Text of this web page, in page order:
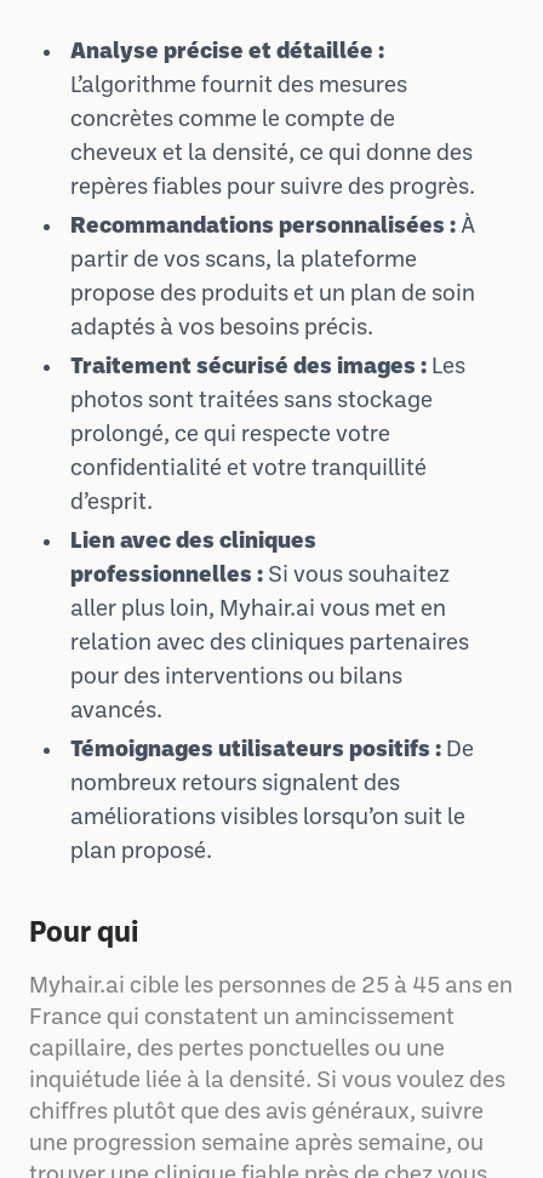
Analyse précise et détaillée :
L’algorithme fournit des mesures
concrètes comme le compte de
cheveux et la densité, ce qui donne des
repères fiables pour suivre des progrès.
Recommandations personnalisées : À
partir de vos scans, la plateforme
propose des produits et un plan de soin
adaptés à vos besoins précis.
Traitement sécurisé des images : Les
photos sont traitées sans stockage
prolongé, ce qui respecte votre
confidentialité et votre tranquillité
d’esprit.
Lien avec des cliniques
professionnelles : Si vous souhaitez
aller plus loin, Myhair.ai vous met en
relation avec des cliniques partenaires
pour des interventions ou bilans
avancés.
Témoignages utilisateurs positifs : De
nombreux retours signalent des
améliorations visibles lorsqu’on suit le
plan proposé.
Pour qui
Myhair.ai cible les personnes de 25 à 45 ans en
France qui constatent un amincissement
capillaire, des pertes ponctuelles ou une
inquiétude liée à la densité. Si vous voulez des
chiffres plutôt que des avis généraux, suivre
une progression semaine après semaine, ou